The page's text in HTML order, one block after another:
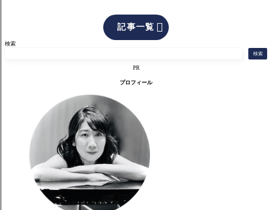
記事一覧 
検索
検索
PR
プロフィール